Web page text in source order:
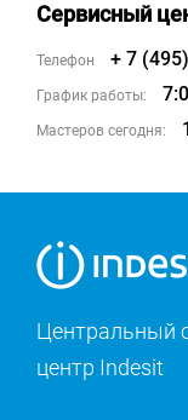
Сервисный
Телефон + 7
График работы:
Мастеров сегодня:
Центральный
центр Indesit